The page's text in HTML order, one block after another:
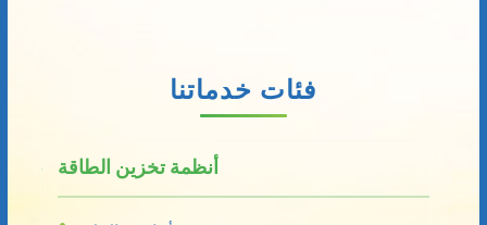
فئات خدماتنا
أنظمة تخزين الطاقة